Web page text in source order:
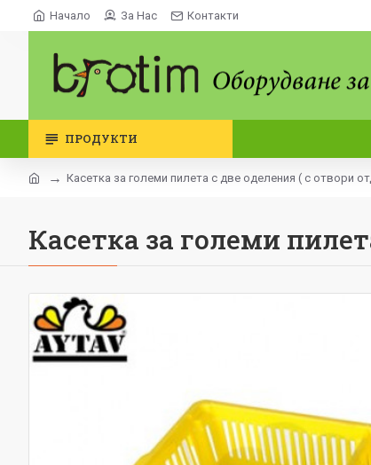
Начало За Нас Контакти
ПРОДУКТИ
Касетка за големи пилета с две оделения ( с отвори
Касетка за големи